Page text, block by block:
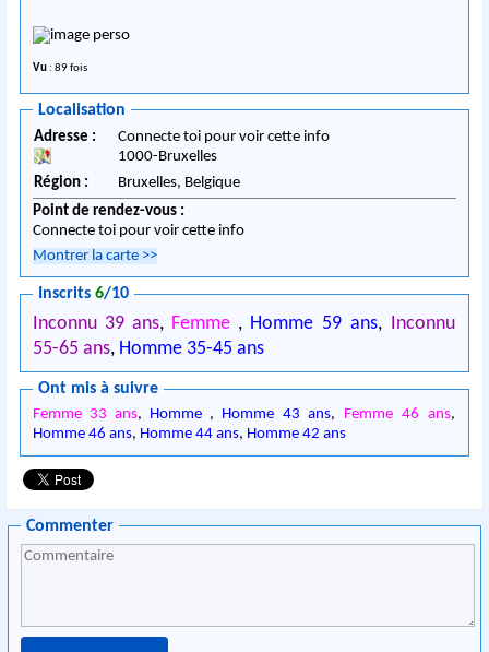
Vu : 89 fois
Localisation
Adresse :
Connecte toi pour voir cette info
1000-Bruxelles
Région :
Bruxelles, Belgique
Point de rendez-vous :
Connecte toi pour voir cette info
Montrer la carte >>
Inscrits6/10
Inconnu 39 ans, Femme , Homme 59 ans,
Inconnu
55-65 ans, Homme 35-45 ans
Ont mis à suivre
Femme 33 ans, Homme , Homme 43 ans, Femme 46 ans,
Homme 46 ans, Homme 44 ans, Homme 42 ans
Commenter